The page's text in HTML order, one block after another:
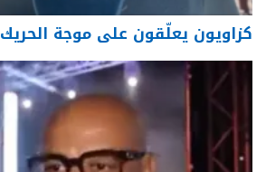
كزاويون يعلّقون على موجة الحريك